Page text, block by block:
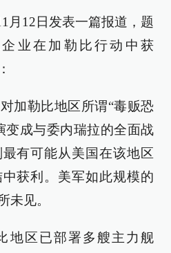
月12日发表一篇报道，题
业在加勒比行动中获
加勒比地区所谓“毒贩恐
变成与委内瑞拉的全面战
有可能从美国在该地区
获利。美军如此规模的
未见。
地区已部署多艘主力舰